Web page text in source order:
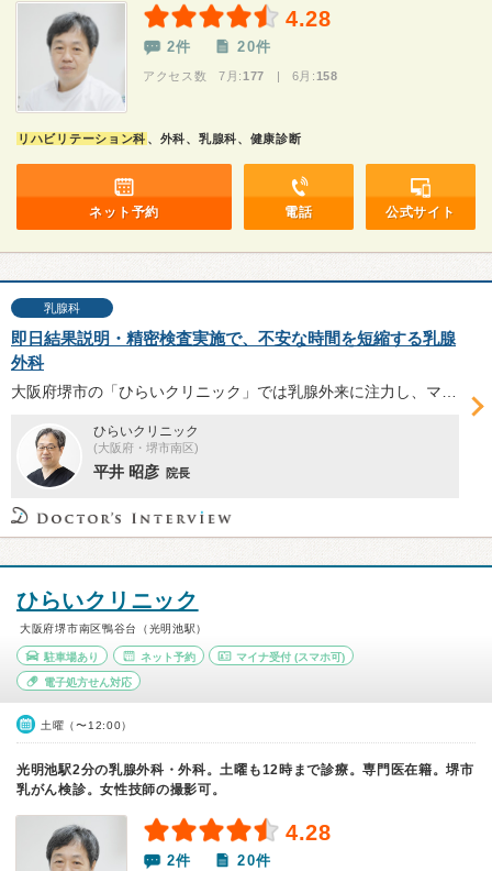
4.28
2件 20件
アクセス数 7月: 177 | 6月: 158
リハビリテーション科 、外科、乳腺科、健康診断
ネット予約 電話 公式サイト
乳腺科
即日結果説明・精密検査実施で、不安な時間を短縮する乳腺
外科
ひらいクリニック
(大阪府・堺市南区)
平井 昭彦 院長
ひらいクリニック
大阪府堺市南区鴨谷台（光明池駅）
駐車場あり ネット予約 マイナ受付 (スマホ可)
電子処方せん対応
土曜（〜12:00）
光明池駅2分の乳腺外科・外科。土曜も12時まで診療。専門医在籍。堺市
乳がん検診。女性技師の撮影可。
4.28
2件 20件